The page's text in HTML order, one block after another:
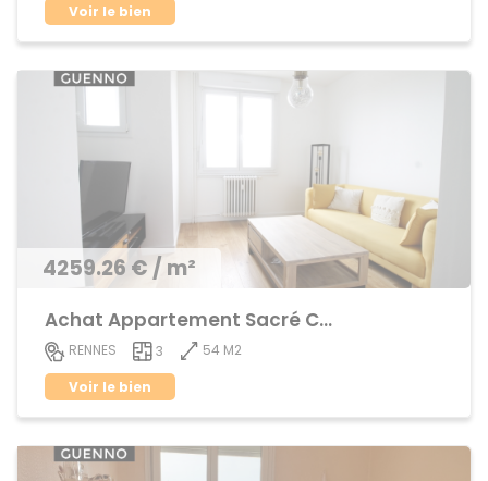
Voir le bien
4259.26 € / m²
Achat Appartement Sacré Coeurs
RENNES 3
54 M2
Voir le bien